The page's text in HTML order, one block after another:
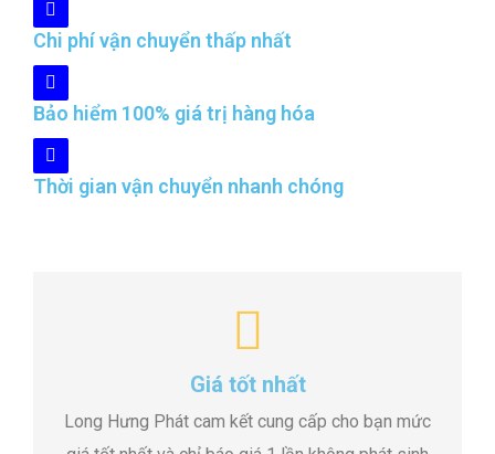
Chi phí vận chuyển thấp nhất
Bảo hiểm 100% giá trị hàng hóa
Thời gian vận chuyển nhanh chóng
Giá tốt nhất
Long Hưng Phát cam kết cung cấp cho bạn mức